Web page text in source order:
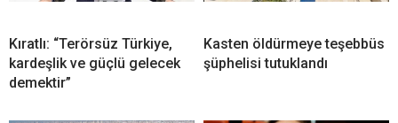
Kıratlı: “Terörsüz Türkiye,
kardeşlik ve güçlü gelecek
demektir”
Kasten öldürmeye teşebbüs
şüphelisi tutuklandı